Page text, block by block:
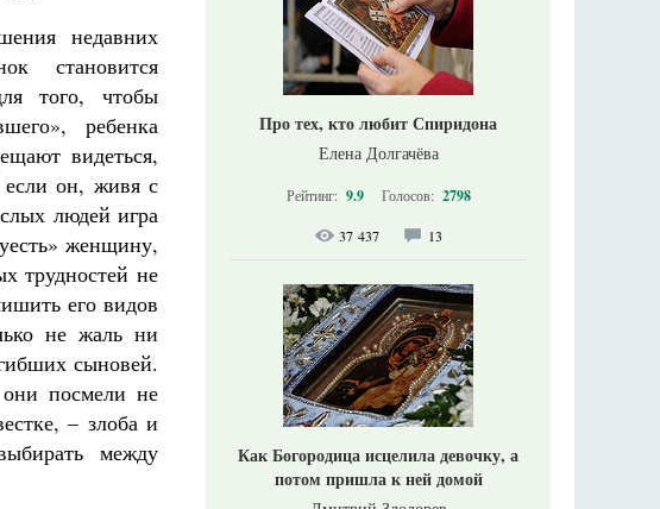
недавних
становится
того, чтобы
ребенка
видеться,
если он, живя с
людей игра
женщину,
трудностей не
его видов
не жаль ни
сыновей.
посмели не
– злоба и
между
Про тех, кто любит Спиридона
Елена Долгачёва
Рейтинг: 9.9 Голосов: 2798
37 437 13
Как Богородица исцелила девочку, а
потом пришла к ней домой